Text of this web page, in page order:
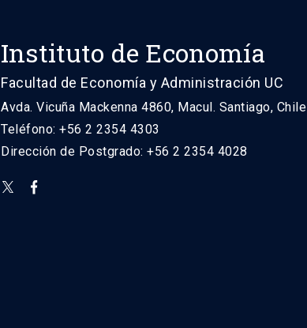
Instituto de Economía
Facultad de Economía y Administración UC
Avda. Vicuña Mackenna 4860, Macul. Santiago, Chile
Teléfono: +56 2 2354 4303
Dirección de Postgrado: +56 2 2354 4028